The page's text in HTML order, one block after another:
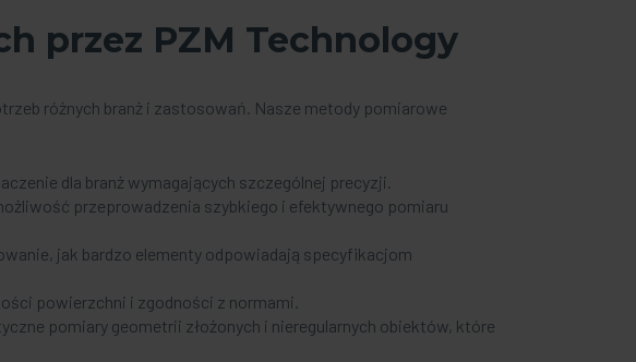
przez PZM Technology
różnych branż i zastosowań. Nasze metody pomiarowe
dla branż wymagających szczególnej precyzji.
przeprowadzenia szybkiego i efektywnego pomiaru
jak bardzo elementy odpowiadają specyfikacjom
powierzchni i zgodności z normami.
pomiary geometrii złożonych i nieregularnych obiektów, które